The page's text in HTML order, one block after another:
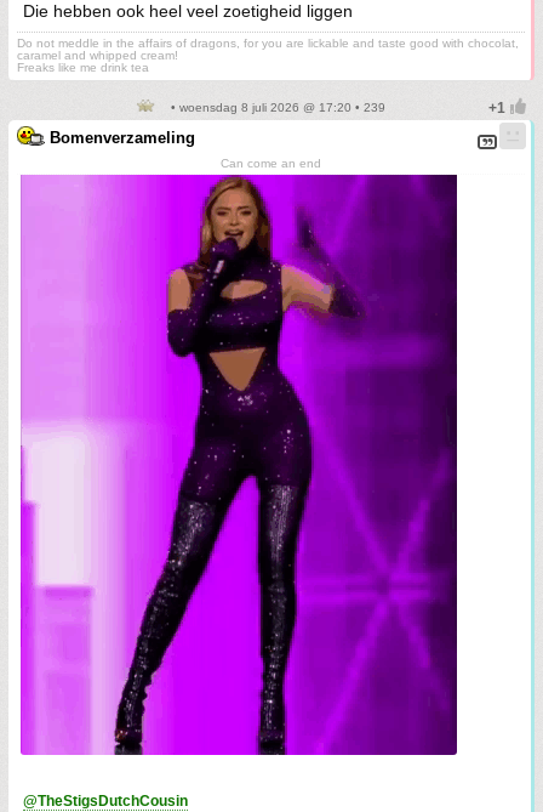
Die hebben ook heel veel zoetigheid liggen
Do not meddle in the affairs of dragons, for you are lickable and taste good with chocolat,
caramel and whipped cream!
Freaks like me drink tea
• woensdag 8 juli 2026 @ 17:20 • 239
Bomenverzameling
Can come an end
@TheStigsDutchCousin